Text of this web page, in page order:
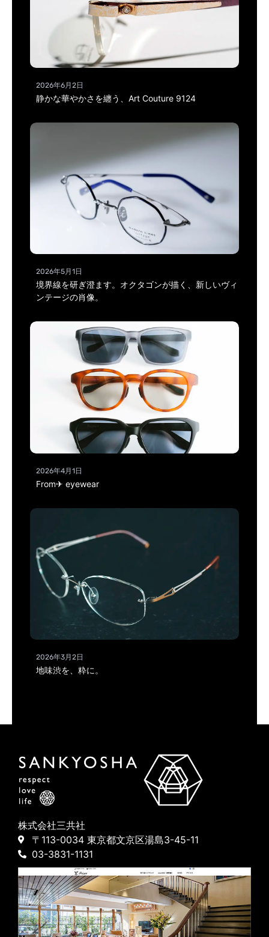
2026年6月2日
静かな華やかさを纏う、Art Couture 9124
2026年5月1日
境界線を研ぎ澄ます。オクタゴンが描く、新しいヴィ
ンテージの肖像。
2026年4月1日
From✈ eyewear
2026年3月2日
地味渋を、粋に。
株式会社三共社
〒113-0034 東京都文京区湯島3-45-11
03-3831-1131